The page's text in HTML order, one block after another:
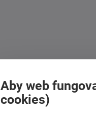
Aby web
cookies)